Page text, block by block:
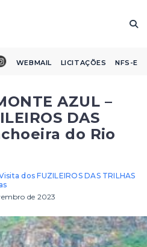
WEBMAIL LICITAÇÕES NFS-E
AZUL –
DAS
do Rio
dos FUZILEIROS DAS TRILHAS
de 2023